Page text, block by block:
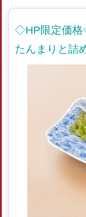
◇HP限定価格
たんまりと詰